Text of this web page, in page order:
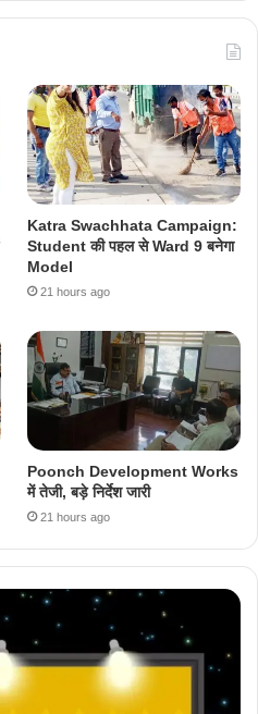
Katra Swachhata Campaign:
Student की पहल से Ward 9 बनेगा
Model
21 hours ago
Poonch Development Works
में तेजी, बड़े निर्देश जारी
21 hours ago